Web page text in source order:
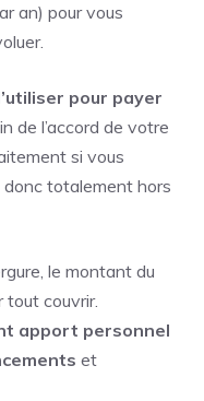
an) pour vous
pour payer
de l’accord de votre
si vous
totalement hors
le montant du
tout couvrir.
apport personnel
et